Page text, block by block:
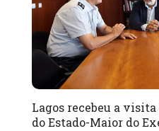
Lagos recebeu a
do Estado-Maior do